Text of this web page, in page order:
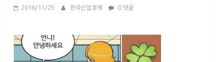
2016/11/25 한국산업경제 0 댓글